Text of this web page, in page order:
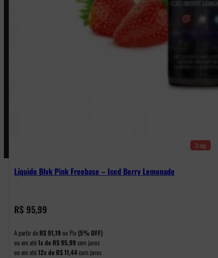
3 mg
Líquido Blvk Pink Freebase – Iced Berry Lemonade
R$ 95,99
A partir de R$91,19 no Pix (5% OFF)
ou em até1x de R$95,99 sem juros
ou em até12x de R$11,44com juros
Política de Privacidade
Política de Frete e Pagamento
Política de Garantia, Reembolso e Devolução